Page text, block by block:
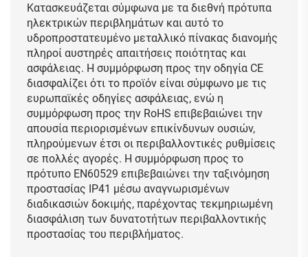
Κατασκευάζεται σύμφωνα με τα διεθνή πρότυπα
ηλεκτρικών περιβλημάτων και αυτό το
υδροπροστατευμένο μεταλλικό πίνακας διανομής
πληροί αυστηρές απαιτήσεις ποιότητας και
ασφάλειας. Η συμμόρφωση προς την οδηγία CE
διασφαλίζει ότι το προϊόν είναι σύμφωνο με τις
ευρωπαϊκές οδηγίες ασφάλειας, ενώ η
συμμόρφωση προς την RoHS επιβεβαιώνει την
απουσία περιορισμένων επικίνδυνων ουσιών,
πληρούμενων έτσι οι περιβαλλοντικές ρυθμίσεις
σε πολλές αγορές. Η συμμόρφωση προς το
πρότυπο EN60529 επιβεβαιώνει την ταξινόμηση
προστασίας IP41 μέσω αναγνωρισμένων
διαδικασιών δοκιμής, παρέχοντας τεκμηριωμένη
διασφάλιση των δυνατοτήτων περιβαλλοντικής
προστασίας του περιβλήματος.